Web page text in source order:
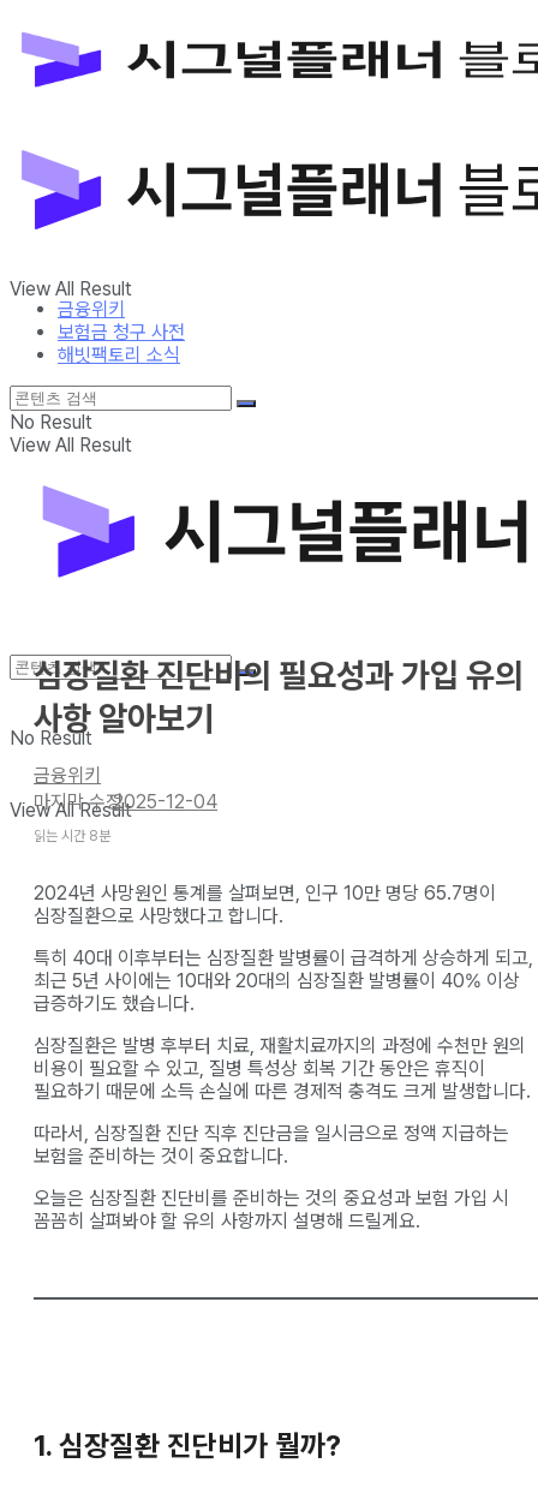
보험금 청구 사전
해빗팩토리 소식
View All Result
금융위키
보험금 청구 사전
해빗팩토리 소식
No Result
View All Result
No Result
View All Result
심장질환 진단비의 필요성과 가입 유의
사항 알아보기
금융위키
2025-12-04
읽는 시간 8분
2024년 사망원인 통계를 살펴보면, 인구 10만 명당 65.7명이
심장질환으로 사망했다고 합니다.
특히 40대 이후부터는 심장질환 발병률이 급격하게 상승하게 되고,
최근 5년 사이에는 10대와 20대의 심장질환 발병률이 40% 이상
급증하기도 했습니다.
심장질환은 발병 후부터 치료, 재활치료까지의 과정에 수천만 원의
비용이 필요할 수 있고, 질병 특성상 회복 기간 동안은 휴직이
필요하기 때문에 소득 손실에 따른 경제적 충격도 크게 발생합니다.
따라서, 심장질환 진단 직후 진단금을 일시금으로 정액 지급하는
보험을 준비하는 것이 중요합니다.
오늘은 심장질환 진단비를 준비하는 것의 중요성과 보험 가입 시
꼼꼼히 살펴봐야 할 유의 사항까지 설명해 드릴게요.
1. 심장질환 진단비가 뭘까?